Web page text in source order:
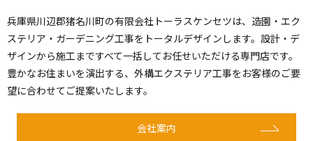
兵庫県川辺郡猪名川町の有限会社トーラスケンセツは、造園・エク
ステリア・ガーデニング工事をトータルデザインします。設計・デ
ザインから施工まですべて一括してお任せいただける専門店です。
豊かなお住まいを演出する、外構エクステリア工事をお客様のご要
望に合わせてご提案いたします。
会社案内